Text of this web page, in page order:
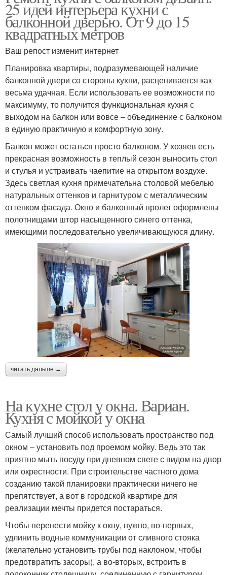
25 идей интерьера кухни с
балконной дверью. От 9 до 15
квадратных метров
Ваш репост изменит интернет
Планировка квартиры, подразумевающей наличие
балконной двери со стороны кухни, расценивается как
весьма удачная. Если использовать ее возможности по
максимуму, то получится функциональная кухня с
выходом на балкон или вовсе – объединение с балконом
в единую практичную и комфортную зону.
Балкон может остаться просто балконом. У хозяев есть
прекрасная возможность в теплый сезон выносить стол
и стулья и устраивать чаепитие на открытом воздухе.
Здесь светлая кухня примечательна столовой мебелью
натуральных оттенков и гарнитуром с металлическим
оттенком фасада. Окно и балконный пролет оформлены
полотнищами штор насыщенного синего оттенка,
имеющими последовательно увеличивающуюся длину.
читать дальше →
На кухне стол у окна. Вариан.
Кухня с мойкой у окна
Самый лучший способ использовать пространство под
окном – установить под проемом мойку. Ведь это так
приятно мыть посуду при дневном свете с видом на двор
или окрестности. При строительстве частного дома
созданию такой планировки практически ничего не
препятствует, а вот в городской квартире для
реализации мечты придется постараться.
Чтобы перенести мойку к окну, нужно, во-первых,
удлинить водные коммуникации от сливного стояка
(желательно установить трубы под наклоном, чтобы
предотвратить засоры), а во-вторых, встроить в